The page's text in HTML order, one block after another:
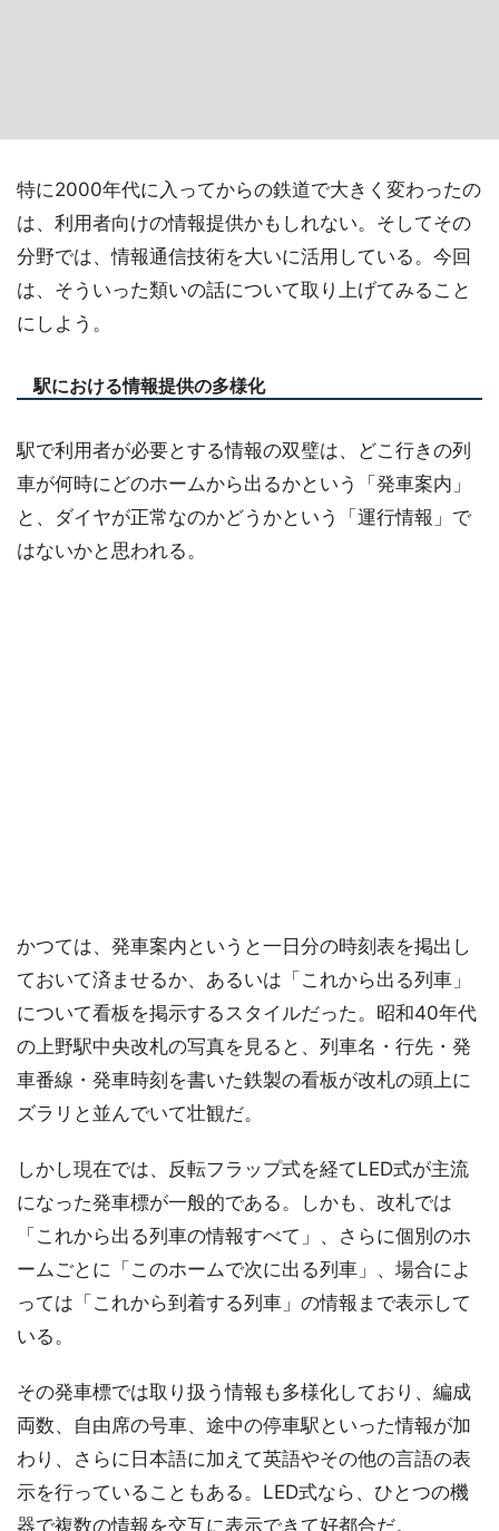
特に2000年代に入ってからの鉄道で大きく変わったの
は、利用者向けの情報提供かもしれない。そしてその
分野では、情報通信技術を大いに活用している。今回
は、そういった類いの話について取り上げてみること
にしよう。
駅における情報提供の多様化
駅で利用者が必要とする情報の双璧は、どこ行きの列
車が何時にどのホームから出るかという「発車案内」
と、ダイヤが正常なのかどうかという「運行情報」で
はないかと思われる。
かつては、発車案内というと一日分の時刻表を掲出し
ておいて済ませるか、あるいは「これから出る列車」
について看板を掲示するスタイルだった。昭和40年代
の上野駅中央改札の写真を見ると、列車名・行先・発
車番線・発車時刻を書いた鉄製の看板が改札の頭上に
ズラリと並んでいて壮観だ。
しかし現在では、反転フラップ式を経てLED式が主流
になった発車標が一般的である。しかも、改札では
「これから出る列車の情報すべて」、さらに個別のホ
ームごとに「このホームで次に出る列車」、場合によ
っては「これから到着する列車」の情報まで表示して
いる。
その発車標では取り扱う情報も多様化しており、編成
両数、自由席の号車、途中の停車駅といった情報が加
わり、さらに日本語に加えて英語やその他の言語の表
示を行っていることもある。LED式なら、ひとつの機
器で複数の情報を交互に表示できて好都合だ。